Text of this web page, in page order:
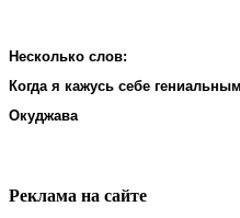
Несколько слов:
Когда я кажусь себе
Окуджава
Реклама на cайте